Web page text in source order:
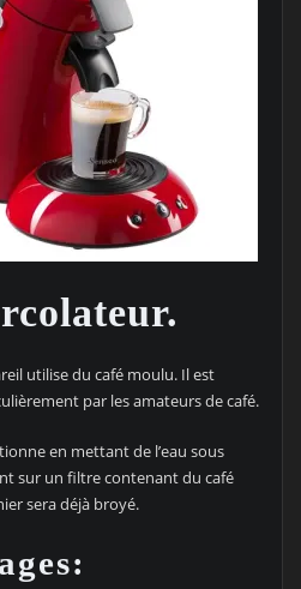
utilise du café moulu. Il est
par les amateurs de café.
en mettant de l’eau sous
sur un filtre contenant du café
sera déjà broyé.